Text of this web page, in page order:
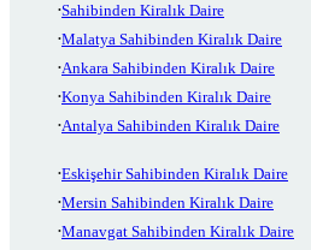
Sahibinden Kiralık Daire
Malatya Sahibinden Kiralık Daire
Ankara Sahibinden Kiralık Daire
Konya Sahibinden Kiralık Daire
Antalya Sahibinden Kiralık Daire
Eskişehir Sahibinden Kiralık Daire
Mersin Sahibinden Kiralık Daire
Manavgat Sahibinden Kiralık Daire